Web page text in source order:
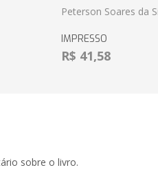
Peterson Soares da
IMPRESSO
R$ 41,58
sobre o livro.